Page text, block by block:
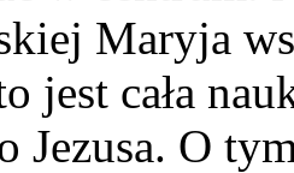
Maryja
jest cała
Jezusa. O